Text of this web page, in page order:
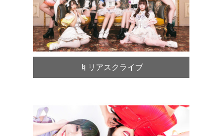
♮リアスクライブ